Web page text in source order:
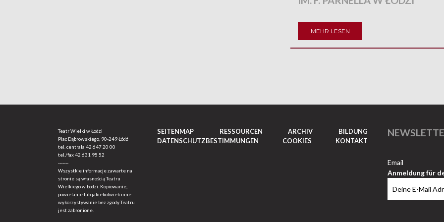
MEHR LESEN
Teatr Wielki w Łodzi
Plac Dąbrowskiego, 90-249 Łódź
tel. centrala 42 647 20 00
tel./fax42 631 95 52
-------
Wszystkie informacje zawarte na
stronie są własnością Teatru
Wielkiego w Łodzi. Kopiowanie,
powielanie lub jakiekolwiek inne
wykorzystywanie bez zgody Teatru
jest zabronione.
SEITENMAP RESSOURCEN ARCHIV
BILDUNG
DATENSCHUTZBESTIMMUNGEN
COOKIES KONTAKT
Email
Anmeldung für